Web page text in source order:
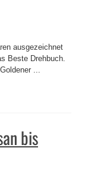
ausgezeichnet
Beste Drehbuch.
...
bis